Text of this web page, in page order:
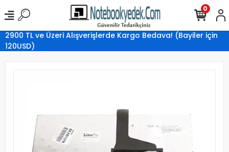
2900 TL ve Üzeri Alışverişlerde Kargo Bedava! (Bayiler için
120USD)
0